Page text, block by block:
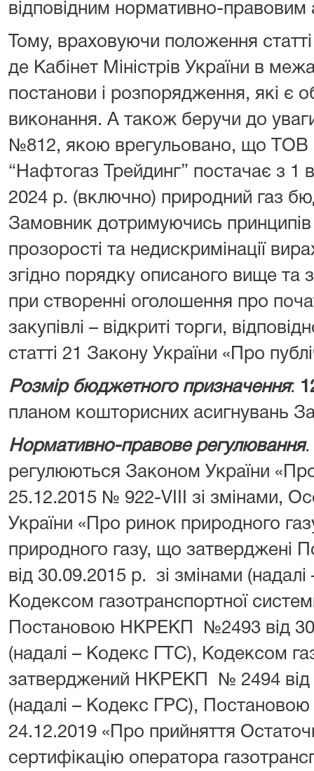
відповідним нормативно-правовим
Тому, враховуючи положення
де Кабінет Міністрів України в
постанови і розпорядження, які є
виконання. А також беручи до
№812, якою врегульовано, що ТОВ
“Нафтогаз Трейдинг” постачає з 1
2024 р. (включно) природний газ
Замовник дотримуючись принципів
прозорості та недискримінації
згідно порядку описаного вище та
при створенні оголошення про
закупівлі – відкриті торги,
статті 21 Закону України «Про
Розмір бюджетного призначення:
планом кошторисних асигнувань
Нормативно-правове регулювання.
регулюються Законом України «Про
25.12.2015 № 922-VIII зі змінами,
України «Про ринок природного
природного газу, що
від 30.09.2015 р. зі змінами
Кодексом газотранспортної
Постановою НКРЕКП №2493 від
(надалі – Кодекс ГТС), Кодексом
затверджений НКРЕКП № 2494 від
(надалі – Кодекс ГРС),
24.12.2019 «Про прийняття
сертифікацію оператора